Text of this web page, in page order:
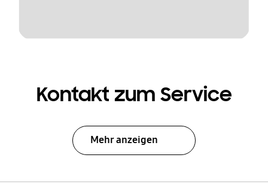
Kontakt zum Service
Mehr anzeigen